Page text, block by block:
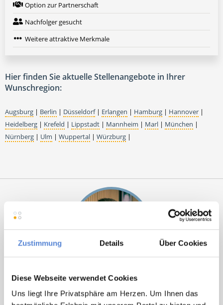
Zustimmung Details Über Cookies
Diese Webseite verwendet Cookies
Uns liegt Ihre Privatsphäre am Herzen. Um Ihnen das
Option zur Partnerschaft
Nachfolger gesucht
Weitere attraktive Merkmale
Hier finden Sie aktuelle Stellenangebote in Ihrer
Wunschregion:
Augsburg | Berlin | Düsseldorf| Erlangen | Hamburg | Hannover |
Heidelberg | Krefeld | Lippstadt | Mannheim | Marl | München |
Nürnberg | Ulm | Wuppertal | Würzburg |
Marcel Willing
Ansprechpartner